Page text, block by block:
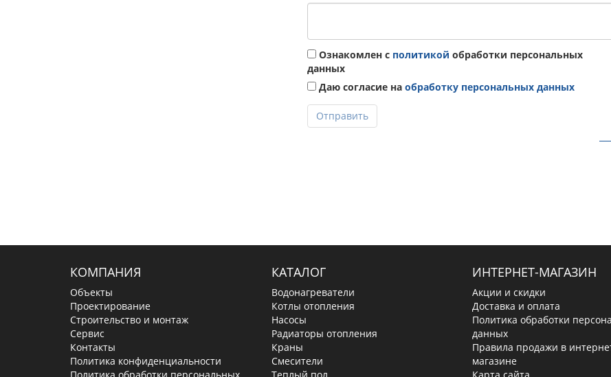
Ознакомлен с политикой обработки персональных
данных
Даю согласие на обработку персональных данных
Отправить
КОМПАНИЯ
Объекты
Проектирование
Строительство и монтаж
Сервис
Контакты
Политика конфиденциальности
КАТАЛОГ
Водонагреватели
Котлы отопления
Насосы
Радиаторы отопления
Краны
Смесители
ИНТЕРНЕТ-МАГАЗИН
Акции и скидки
Доставка и оплата
Политика обработки
данных
Правила продажи в
магазине